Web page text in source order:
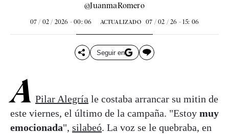
@JuanmaRomero
07 / 02 / 2026 - 00: 06 ACTUALIZADO 07 / 02 / 26 - 15: 06
Seguir en
A Pilar Alegría le costaba arrancar su mitin de
este viernes, el último de la campaña. "Estoy muy
emocionada", silabeó. La voz se le quebraba, en